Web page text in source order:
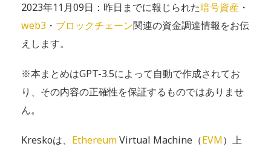
2023年11月09日：昨日までに報じられた暗号資産 ・
web3 ・ ブロックチェーン関連の資金調達情報をお伝
えします。
※本まとめはGPT-3.5によって自動で作成されてお
り、その内容の正確性を保証するものではありませ
ん。
Kreskoは、 EthereumVirtual Machine（EVM）上